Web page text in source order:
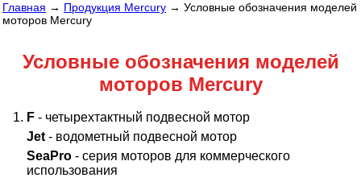
Главная → Продукция Mercury → Условные обозначения моделей
моторов Mercury
Условные обозначения моделей
моторов Mercury
F - четырехтактный подвесной мотор
Jet - водометный подвесной мотор
SeaPro - серия моторов для коммерческого
использования